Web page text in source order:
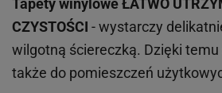
Tapety winyloweŁATWO
CZYSTOŚCI - wystarczy
wilgotną ściereczką. Dzięki
także do pomieszczeń